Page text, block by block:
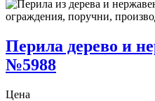
Перила дерево и
№5988
Цена